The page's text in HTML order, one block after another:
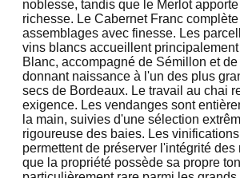
noblesse, tandis que le Merlot
richesse. Le Cabernet Franc
assemblages avec finesse. Les
vins blancs accueillent
Blanc, accompagné de Sémillon et
donnant naissance à l'un des plus
secs de Bordeaux. Le travail au chai
exigence. Les vendanges sont
la main, suivies d'une sélection
rigoureuse des baies. Les
permettent de préserver l'intégrité des
que la propriété possède sa propre